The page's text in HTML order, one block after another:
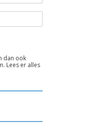
dan ook
Lees er alles